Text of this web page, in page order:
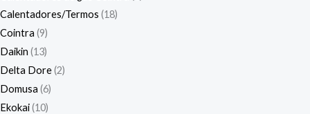
Calentadores/Termos 18
Cointra 9
Daikin 13
Delta Dore 2
Domusa 6
Ekokai 10